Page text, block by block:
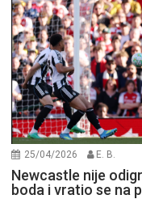
25/04/2026 E. B.
Newcastle nije
boda i vratio se na